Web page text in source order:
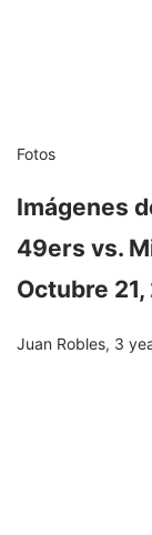
Fotos
Imágenes
49ers vs.
Octubre
Juan Robles, 3